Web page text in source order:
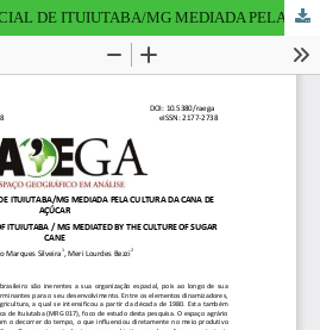
A ORGANIZAÇÃO ESPACIAL DE ITUIUTABA/MG MEDIADA PELA CULTURA DA CANA DE AÇÚCAR